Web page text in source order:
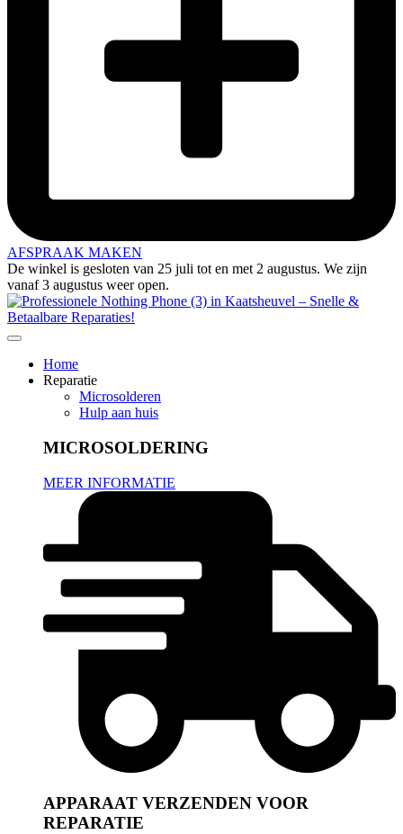
AFSPRAAK MAKEN
De winkel is gesloten van 25 juli tot en met 2 augustus. We zijn
vanaf 3 augustus weer open.
Home
Reparatie
Microsolderen
Hulp aan huis
MICROSOLDERING
MEER INFORMATIE
APPARAAT VERZENDEN VOOR
REPARATIE